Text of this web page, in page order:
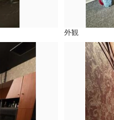
外観